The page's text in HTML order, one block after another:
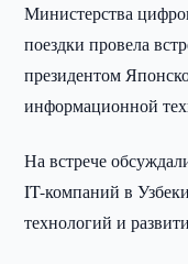
Министерства
поездки провела
президентом
информационной
На встрече
IT-компаний в
технологий и